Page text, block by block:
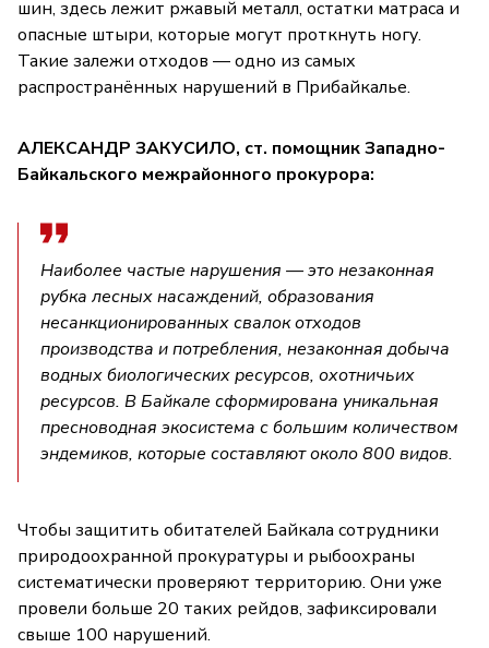
шин, здесь лежит ржавый металл, остатки матраса и
опасные штыри, которые могут проткнуть ногу.
Такие залежи отходов — одно из самых
распространённых нарушений в Прибайкалье.
АЛЕКСАНДР ЗАКУСИЛО, ст. помощник Западно-
Байкальского межрайонного прокурора:
Наиболее частые нарушения — это незаконная
рубка лесных насаждений, образования
несанкционированных свалок отходов
производства и потребления, незаконная добыча
водных биологических ресурсов, охотничьих
ресурсов. В Байкале сформирована уникальная
пресноводная экосистема с большим количеством
эндемиков, которые составляют около 800 видов.
Чтобы защитить обитателей Байкала сотрудники
природоохранной прокуратуры и рыбоохраны
систематически проверяют территорию. Они уже
провели больше 20 таких рейдов, зафиксировали
свыше 100 нарушений.